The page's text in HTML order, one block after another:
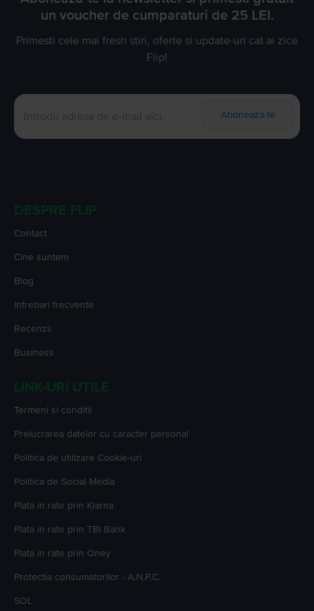
un voucher de cumparaturi de 25 LEI.
Primesti cele mai fresh stiri, oferte si update-uri cat ai zice
Flip!
Aboneaza-te
DESPRE FLIP
Contact
Cine suntem
Blog
Intrebari frecvente
Recenzii
Business
LINK-URI UTILE
Termeni si conditii
Prelucrarea datelor cu caracter personal
Politica de utilizare Cookie-uri
Politica de Social Media
Plata in rate prin Klarna
Plata in rate prin TBI Bank
Plata in rate prin Oney
Protectia consumatorilor - A.N.P.C.
SOL